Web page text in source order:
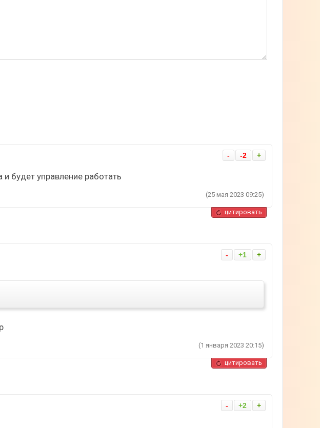
- -2 +
будет управление работать
(25 мая 2023 09:25)
цитировать
- +1 +
(1 января 2023 20:15)
цитировать
- +2 +